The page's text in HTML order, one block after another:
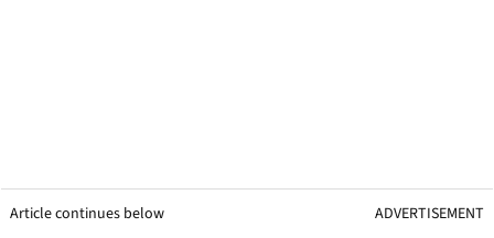
Article continues below ADVERTISEMENT